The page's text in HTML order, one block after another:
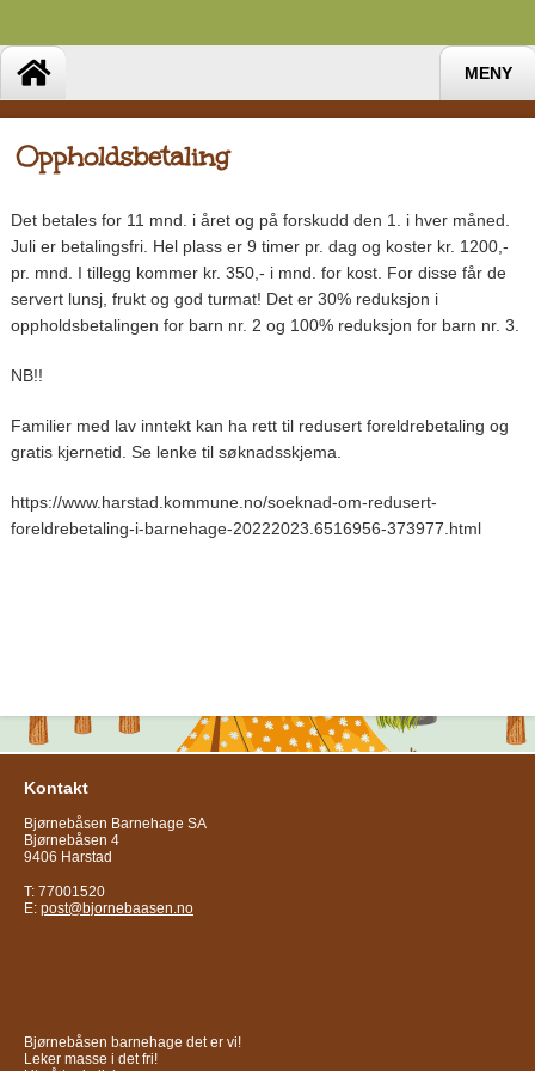
MENY
Oppholdsbetaling
Det betales for 11 mnd. i året og på forskudd den 1. i hver måned.
Juli er betalingsfri. Hel plass er 9 timer pr. dag og koster kr. 1200,-
pr. mnd. I tillegg kommer kr. 350,- i mnd. for kost. For disse får de
servert lunsj, frukt og god turmat! Det er 30% reduksjon i
oppholdsbetalingen for barn nr. 2 og 100% reduksjon for barn nr. 3.
NB!!
Familier med lav inntekt kan ha rett til redusert foreldrebetaling og
gratis kjernetid. Se lenke til søknadsskjema.
https://www.harstad.kommune.no/soeknad-om-redusert-
foreldrebetaling-i-barnehage-20222023.6516956-373977.html
Kontakt
Bjørnebåsen Barnehage SA
Bjørnebåsen 4
9406 Harstad
T: 77001520
E: post@bjornebaasen.no
Bjørnebåsen barnehage det er vi!
Leker masse i det fri!